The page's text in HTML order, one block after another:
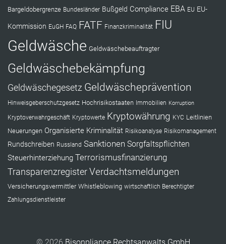
Bargeldobergrenze Bundesländer Bußgeld Compliance EBA EU EU-
Kommission EuGH FAQ FATF Finanzkriminalität FIU
Geldwäsche Geldwäschebeauftragter
Geldwäschebekämpfung
Geldwäschegesetz Geldwäscheprävention
Hinweisgeberschutzgesetz Hochrisikostaaten Immobilien Korruption
Kryptoverwahrgeschäft Kryptowerte Kryptowährung KYC Leitlinien
Neuerungen Organisierte Kriminalität Risikoanalyse Risikomanagement
Rundschreiben Russland Sanktionen Sorgfaltspflichten
Steuerhinterziehung Terrorismusfinanzierung
TransparenzregisterVerdachtsmeldungen
Versicherungsvermittler Whistleblowing wirtschaftlich Berechtigter
Zahlungsdienstleister